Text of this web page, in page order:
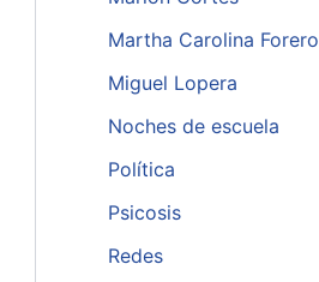
Martha Carolina Forero
Miguel Lopera
Noches de escuela
Política
Psicosis
Redes